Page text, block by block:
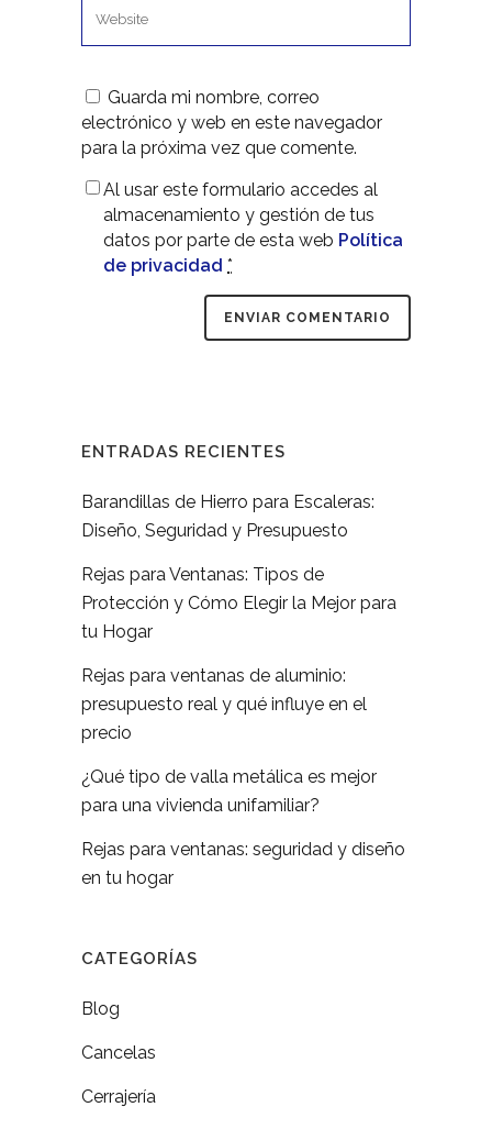
Guarda mi nombre, correo
electrónico y web en este navegador
para la próxima vez que comente.
Al usar este formulario accedes al
almacenamiento y gestión de tus
datos por parte de esta web Política
de privacidad *
ENTRADAS RECIENTES
Barandillas de Hierro para Escaleras:
Diseño, Seguridad y Presupuesto
Rejas para Ventanas: Tipos de
Protección y Cómo Elegir la Mejor para
tu Hogar
Rejas para ventanas de aluminio:
presupuesto real y qué influye en el
precio
¿Qué tipo de valla metálica es mejor
para una vivienda unifamiliar?
Rejas para ventanas: seguridad y diseño
en tu hogar
CATEGORÍAS
Blog
Cancelas
Cerrajería